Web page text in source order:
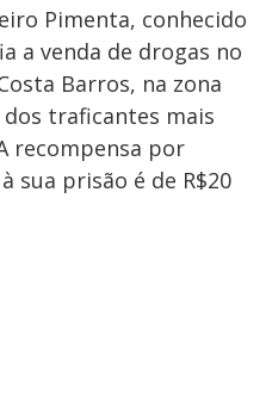
Pimenta, conhecido
a venda de drogas no
Barros, na zona
traficantes mais
recompensa por
sua prisão é de R$20